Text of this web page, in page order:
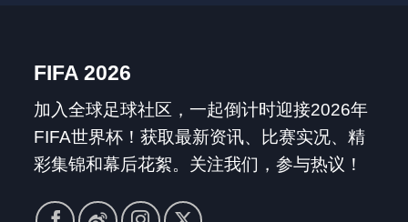
FIFA 2026
加入全球足球社区，一起倒计时迎接2026年
FIFA世界杯！获取最新资讯、比赛实况、精
彩集锦和幕后花絮。关注我们，参与热议！